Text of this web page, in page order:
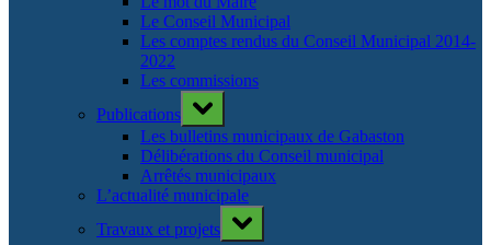
Le Conseil Municipal
Les comptes rendus du Conseil Municipal 2014-
2022
Les commissions
Publications
Toggle
sub-
menu
Les bulletins municipaux de Gabaston
Délibérations du Conseil municipal
Arrêtés municipaux
L’actualité municipale
Travaux et projets
Toggle
sub-